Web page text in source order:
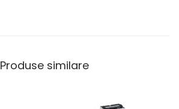
Produse similare